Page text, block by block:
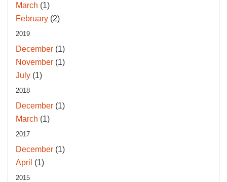
March (1)
February (2)
2019
December (1)
November (1)
July (1)
2018
December (1)
March (1)
2017
December (1)
April (1)
2015